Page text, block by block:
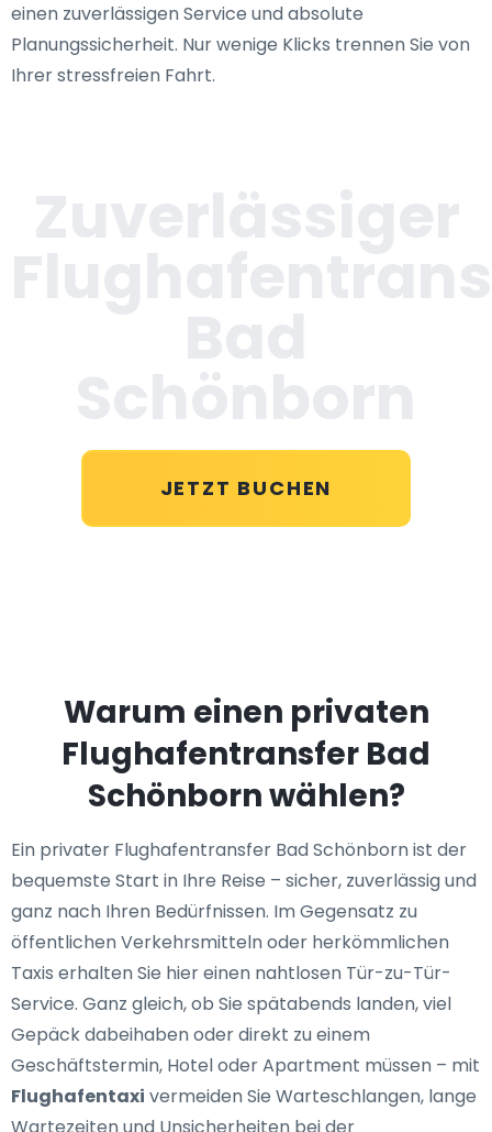
einen zuverlässigen Service und absolute
Planungssicherheit. Nur wenige Klicks trennen Sie von
Ihrer stressfreien Fahrt.
JETZT BUCHEN
Warum einen privaten
Flughafentransfer Bad
Schönborn wählen?
Ein privater Flughafentransfer Bad Schönborn ist der
bequemste Start in Ihre Reise – sicher, zuverlässig und
ganz nach Ihren Bedürfnissen. Im Gegensatz zu
öffentlichen Verkehrsmitteln oder herkömmlichen
Taxis erhalten Sie hier einen nahtlosen Tür-zu-Tür-
Service. Ganz gleich, ob Sie spätabends landen, viel
Gepäck dabeihaben oder direkt zu einem
Geschäftstermin, Hotel oder Apartment müssen – mit
Flughafentaxi vermeiden Sie Warteschlangen, lange